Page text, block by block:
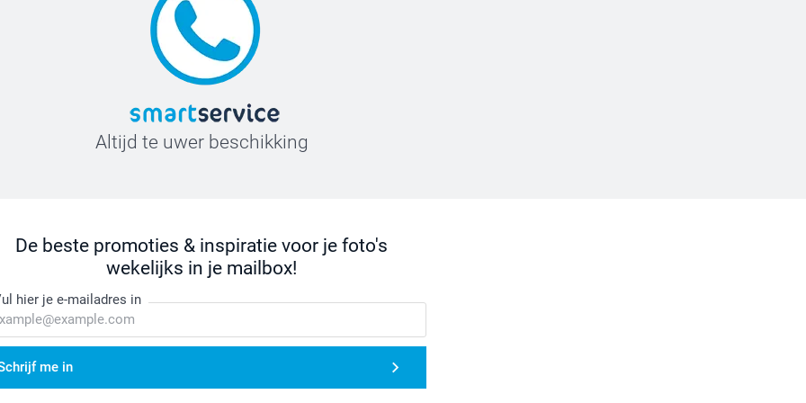
Altijd te uwer beschikking
De beste promoties & inspiratie voor je foto's
wekelijks in je mailbox!
hier je e-mailadres in
me in